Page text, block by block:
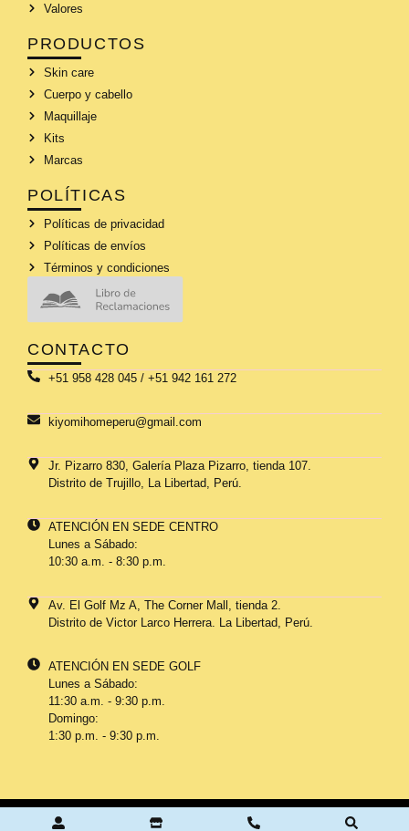
Valores
PRODUCTOS
Skin care
Cuerpo y cabello
Maquillaje
Kits
Marcas
POLÍTICAS
Políticas de privacidad
Políticas de envíos
Términos y condiciones
CONTACTO
+51 958 428 045 / +51 942 161 272
kiyomihomeperu@gmail.com
Jr. Pizarro 830, Galería Plaza Pizarro, tienda 107.
Distrito de Trujillo, La Libertad, Perú.
ATENCIÓN EN SEDE CENTRO
Lunes a Sábado:
10:30 a.m. - 8:30 p.m.
Av. El Golf Mz A, The Corner Mall, tienda 2.
Distrito de Victor Larco Herrera. La Libertad, Perú.
ATENCIÓN EN SEDE GOLF
Lunes a Sábado:
11:30 a.m. - 9:30 p.m.
Domingo:
1:30 p.m. - 9:30 p.m.
©2025 por Kiyomi Home.